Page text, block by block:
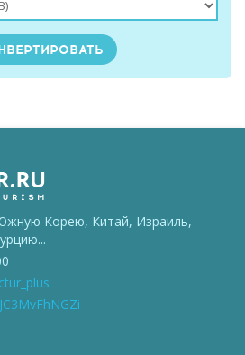
Корею, Китай, Израиль,